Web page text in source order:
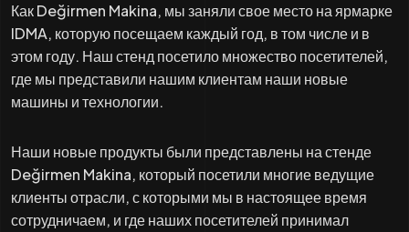
Как Değirmen Makina, мы заняли свое место на ярмарке
IDMA, которую посещаем каждый год, в том числе и в
этом году. Наш стенд посетило множество посетителей,
где мы представили нашим клиентам наши новые
машины и технологии.
Наши новые продукты были представлены на стенде
Değirmen Makina, который посетили многие ведущие
клиенты отрасли, с которыми мы в настоящее время
сотрудничаем, и где наших посетителей принимал